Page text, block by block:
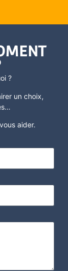
?
un choix,
…
aider.